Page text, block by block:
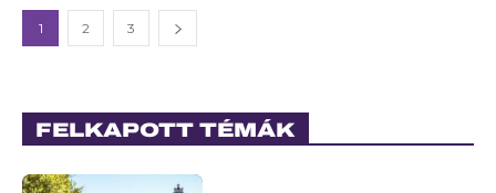
1 2 3
FELKAPOTT TÉMÁK